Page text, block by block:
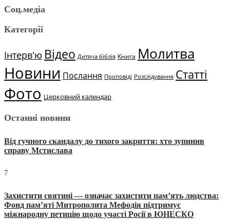
Соц.медіа
Категорії
Інтерв'ю Відео Дитяча біблія Книга Молитва
Новини Послання Проповіді Розслідування Статті
Фото Церковний календар
Останні новини
Від гучного скандалу до тихого закриття: хто зупинив
справу Мстислава
7
Захистити святині — означає захистити пам’ять людства:
Фонд пам’яті Митрополита Мефодія підтримує
міжнародну петицію щодо участі Росії в ЮНЕСКО